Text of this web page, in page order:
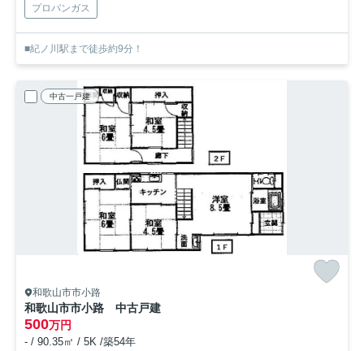
プロパンガス
■紀ノ川駅まで徒歩約9分！
中古一戸建
和歌山市市小路
和歌山市市小路 中古戸建
500万円
- / 90.35㎡ / 5K /築54年